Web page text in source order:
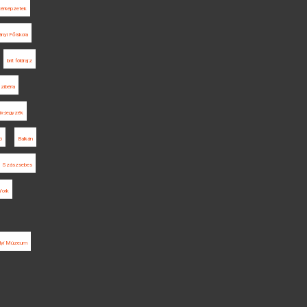
Főiskola
brit földrajz
jegyzék
Balkán
Szászsebes
Múzeum